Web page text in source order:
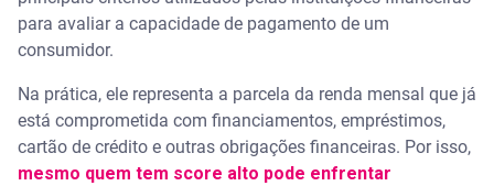
para avaliar a capacidade de pagamento de um
consumidor.
Na prática, ele representa a parcela da renda mensal que já
está comprometida com financiamentos, empréstimos,
cartão de crédito e outras obrigações financeiras. Por isso,
mesmo quem tem score alto pode enfrentar